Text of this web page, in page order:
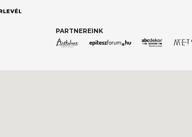
PARTNEREINK